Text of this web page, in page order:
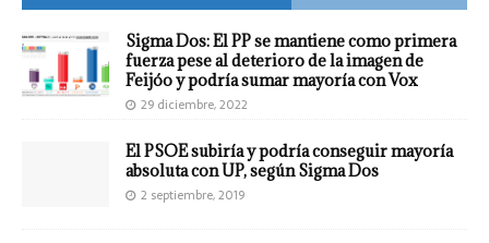
Sigma Dos: El PP se mantiene como primera
fuerza pese al deterioro de la imagen de
Feijóo y podría sumar mayoría con Vox
29 diciembre, 2022
El PSOE subiría y podría conseguir mayoría
absoluta con UP, según Sigma Dos
2 septiembre, 2019